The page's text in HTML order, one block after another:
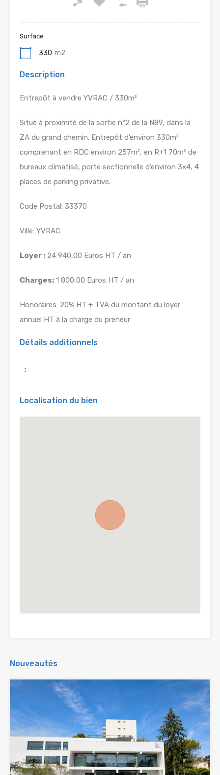
Surface
330 m2
Description
Entrepôt à vendre YVRAC / 330m²
Situé à proximité de la sortie n°2 de la N89, dans la
ZA du grand chemin. Entrepôt d’environ 330m²
comprenant en RDC environ 257m², en R+1 70m² de
bureaux climatisé, porte sectionnelle d’environ 3×4, 4
places de parking privative.
Code Postal: 33370
Ville: YVRAC
Loyer : 24 940,00 Euros HT / an
Charges: 1 800,00 Euros HT / an
Honoraires: 20% HT + TVA du montant du loyer
annuel HT à la charge du preneur
Détails additionnels
:
Localisation du bien
Nouveautés